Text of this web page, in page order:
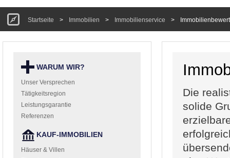
Startseite > Immobilien > Immobilienservice >
WARUM WIR?
Unser Versprechen
Tätigkeitsregion
Leistungsgarantie
Referenzen
KAUF-IMMOBILIEN
Häuser & Villen
Die
solide